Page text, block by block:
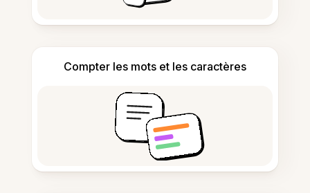
Compter les mots et les caractères